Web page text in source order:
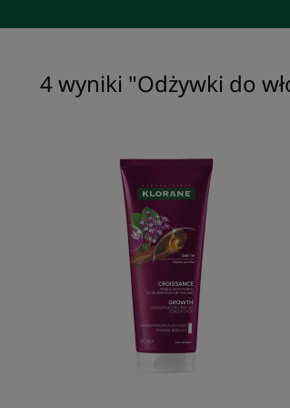
4 wyniki "Odżywki do
Odżywka
przyspieszająca
wzrost
włosów
z
Chininą